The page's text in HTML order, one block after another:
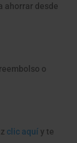
ahorrar desde
o
clic aquíy te